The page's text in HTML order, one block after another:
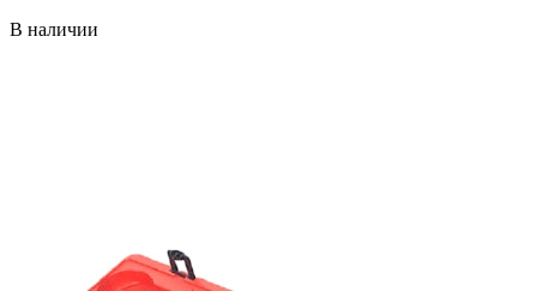
В наличии